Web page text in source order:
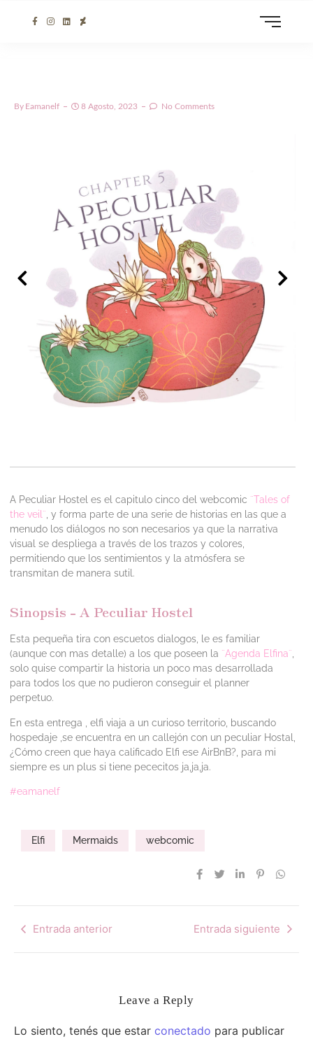
By Eamanelf 8 Agosto, 2023 No Comments
A Peculiar Hostel es el capitulo cinco del webcomic ¨Tales of
the veil¨ , y forma parte de una serie de historias en las que a
menudo los diálogos no son necesarios ya que la narrativa
visual se despliega a través de los trazos y colores,
permitiendo que los sentimientos y la atmósfera se
transmitan de manera sutil.
Sinopsis - A Peculiar Hostel
Esta pequeña tira con escuetos dialogos, le es familiar
(aunque con mas detalle) a los que poseen la ¨Agenda Elfina¨,
solo quise compartir la historia un poco mas desarrollada
para todos los que no pudieron conseguir el planner
perpetuo.
En esta entrega , elfi viaja a un curioso territorio, buscando
hospedaje ,se encuentra en un callejón con un peculiar Hostal,
¿Cómo creen que haya calificado Elfi ese AirBnB?, para mi
siempre es un plus si tiene pececitos ja,ja,ja.
#eamanelf
Elfi Mermaids webcomic
Entrada anterior Entrada siguiente
Leave a Reply
Lo siento, tenés que estar conectado para publicar